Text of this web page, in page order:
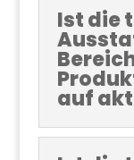
Ist die
auf